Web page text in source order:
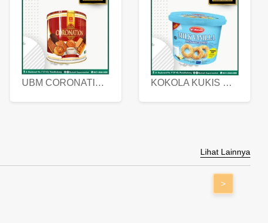
UBM CORONATION ASSORTED BISKUIT KALENG 450 GRAM KOKOLA KUKIS HYGIENIC MILK VANILLA PACK 320 GR
Lihat Lainnya
>